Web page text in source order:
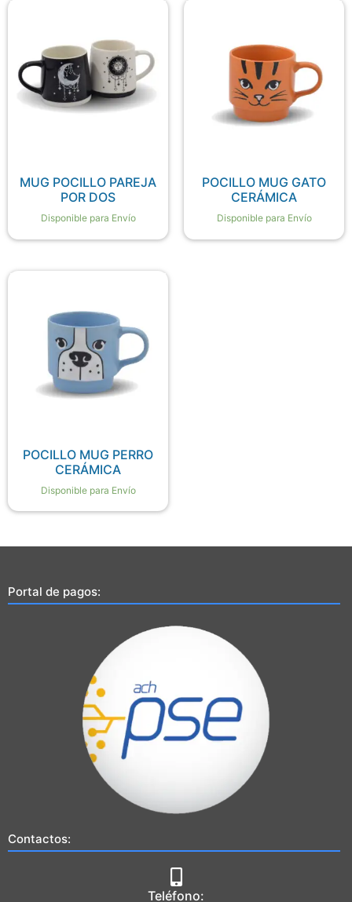
MUG POCILLO PAREJA
POR DOS
Disponible para Envío
POCILLO MUG GATO
CERÁMICA
Disponible para Envío
POCILLO MUG PERRO
CERÁMICA
Disponible para Envío
Portal de pagos:
Contactos:
Teléfono: